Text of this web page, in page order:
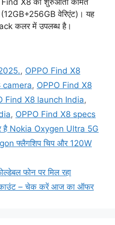
वेरिएंट)। यह
कलर में उपलब्ध है।
, OPPO Find X8
camera, OPPO Find X8
Find X8 launch India,
, OPPO Find X8 specs
है Nokia Oxygen Ultra 5G
फ्लैगशिप चिप और 120W
फोन पर मिल रहा
– चेक करें आज का ऑफर